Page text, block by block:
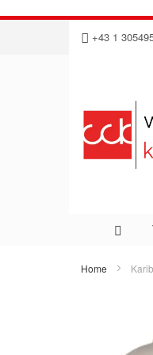
Direkt
Inhalt
+43 1
Home
Bildergalerie